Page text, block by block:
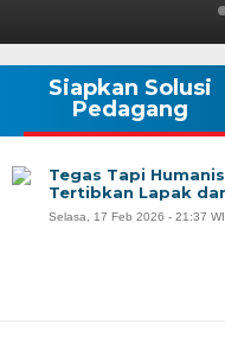
Siapkan Solusi
Pedagang
Tegas Tapi
Tertibkan Lapak
Selasa, 17 Feb 2026 - 21:37